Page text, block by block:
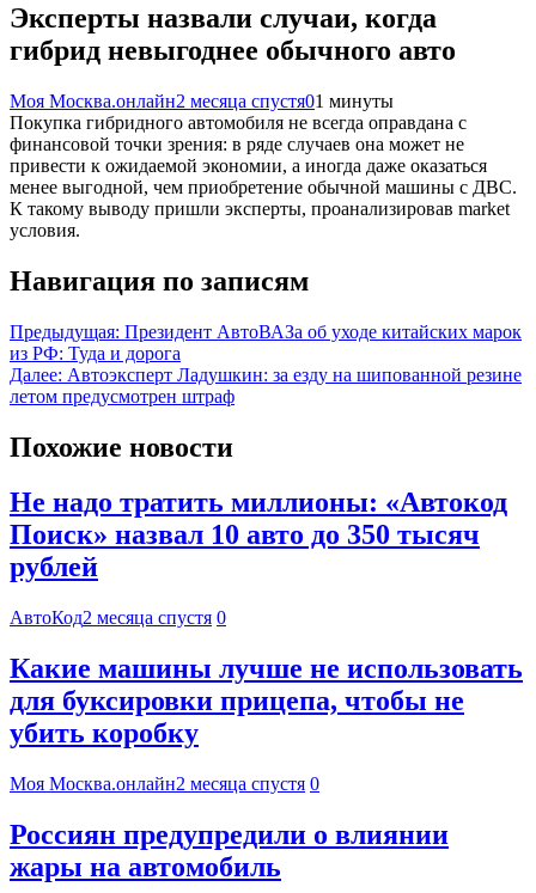
Эксперты назвали случаи, когда
гибрид невыгоднее обычного авто
Моя Москва.онлайн2 месяца спустя01 минуты
Покупка гибридного автомобиля не всегда оправдана с
финансовой точки зрения: в ряде случаев она может не
привести к ожидаемой экономии, а иногда даже оказаться
менее выгодной, чем приобретение обычной машины с ДВС.
К такому выводу пришли эксперты, проанализировав market
условия.
Навигация по записям
Предыдущая: Президент АвтоВАЗа об уходе китайских марок
из РФ: Туда и дорога
Далее: Автоэксперт Ладушкин: за езду на шипованной резине
летом предусмотрен штраф
Похожие новости
Не надо тратить миллионы: «Автокод
Поиск» назвал 10 авто до 350 тысяч
рублей
АвтоКод2 месяца спустя 0
Какие машины лучше не использовать
для буксировки прицепа, чтобы не
убить коробку
Моя Москва.онлайн2 месяца спустя 0
Россиян предупредили о влиянии
жары на автомобиль